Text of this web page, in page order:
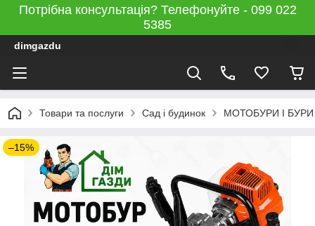
Потрібна консультація? Телефонуйте - 099 022
5385
dimgazdu
Товари та послуги Сад і будинок МОТОБУРИ І БУРИ
–15%